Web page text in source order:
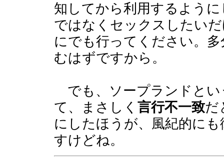
知してから利用するよう
ではなくセックスしたい
にでも行ってください。
むはずですから。
でも、ソープランドとい
て、まさしく 言行不一致だ
にしたほうが、風紀的に
すけどね。